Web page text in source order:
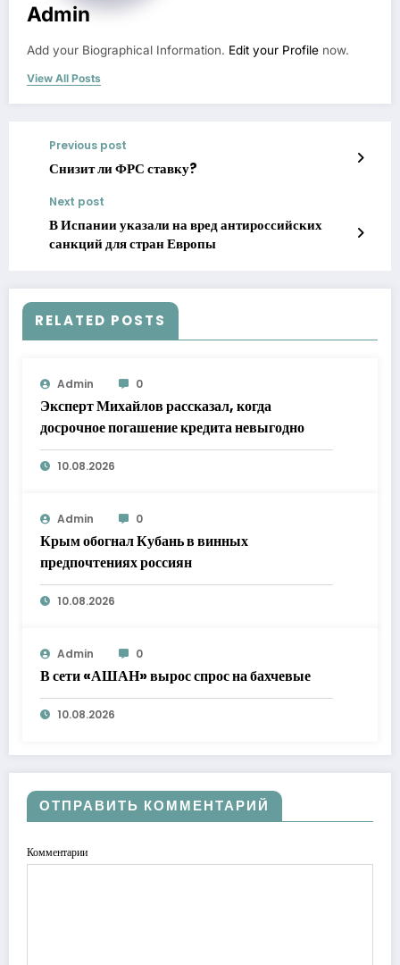
Admin
Add your Biographical Information. Edit your Profile now.
View All Posts
Previous post
Снизит ли ФРС ставку?
Next post
В Испании указали на вред антироссийских
санкций для стран Европы
RELATED POSTS
Admin 0
Эксперт Михайлов рассказал, когда
досрочное погашение кредита невыгодно
10.08.2026
Admin 0
Крым обогнал Кубань в винных
предпочтениях россиян
10.08.2026
Admin 0
В сети «АШАН» вырос спрос на бахчевые
10.08.2026
ОТПРАВИТЬ КОММЕНТАРИЙ
Комментарии